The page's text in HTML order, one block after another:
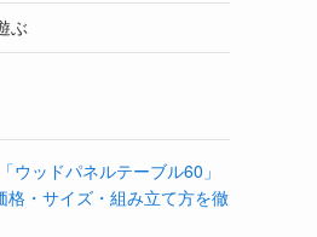
ぶ
ウッドパネルテーブル60」
格・サイズ・組み立て方を徹